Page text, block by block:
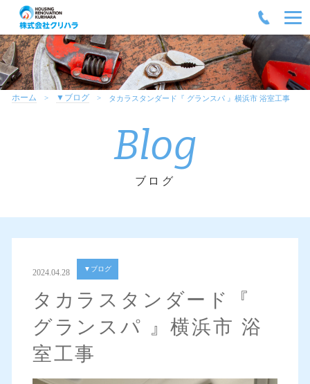
ホーム ▼ブログ タカラスタンダード『 グランスパ 』横浜市 浴室工事
Blog
ブログ
2024.04.28 ▼ブログ
タカラスタンダード『
グランスパ 』横浜市 浴
室工事